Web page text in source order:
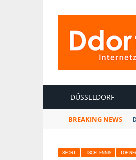
DÜSSELDORF
BREAKING NEWS
SPORT TISCHTENNIS TOP